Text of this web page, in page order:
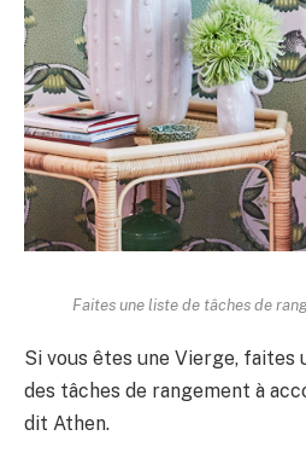
Faites une liste de tâches de
Si vous êtes une Vierge,
des tâches de rangement à
dit Athen.